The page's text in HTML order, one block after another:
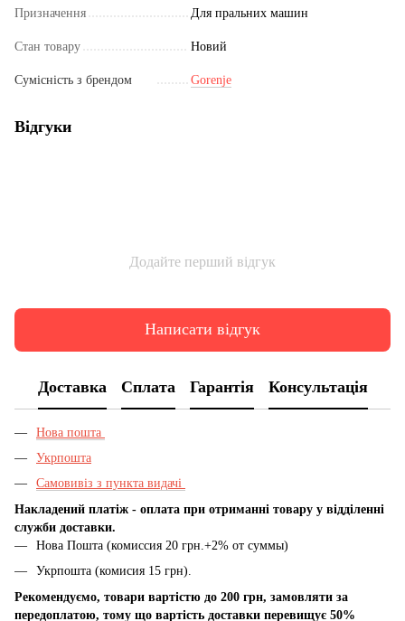
Призначення Для пральних машин
Стан товару Новий
Сумісність з брендом Gorenje
Відгуки
Додайте перший відгук
Написати відгук
Доставка Сплата Гарантія Консультація
Нова пошта
Укрпошта
Самовивіз з пункта видачі
Накладений платіж - оплата при отриманні товару у відділенні
служби доставки.
Нова Пошта (комиссия 20 грн.+2% от суммы)
Укрпошта (комисия 15 грн).
Рекомендуємо, товари вартістю до 200 грн, замовляти за
передоплатою, тому що вартість доставки перевищує 50%